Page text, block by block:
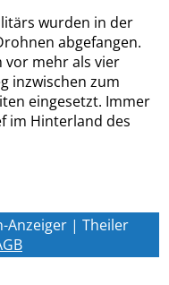
wurden in der
abgefangen.
mehr als vier
inzwischen zum
eingesetzt. Immer
im Hinterland des
Anzeiger | Theiler